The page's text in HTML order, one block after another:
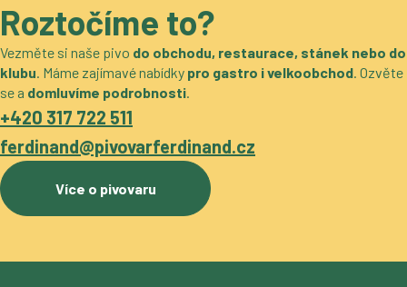
Roztočíme to?
Vezměte si naše pivo do obchodu, restaurace, stánek nebo do
klubu. Máme zajímavé nabídky pro gastro i velkoobchod. Ozvěte
se a domluvíme podrobnosti.
+420 317 722 511
ferdinand@pivovarferdinand.cz
Více o pivovaru